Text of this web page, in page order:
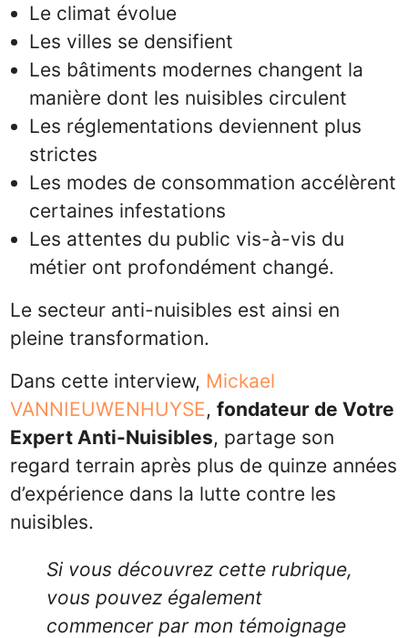
Le climat évolue
Les villes se densifient
Les bâtiments modernes changent la
manière dont les nuisibles circulent
Les réglementations deviennent plus
strictes
Les modes de consommation accélèrent
certaines infestations
Les attentes du public vis-à-vis du
métier ont profondément changé.
Le secteur anti-nuisibles est ainsi en
pleine transformation.
Dans cette interview, Mickael
VANNIEUWENHUYSE,fondateur de Votre
Expert Anti-Nuisibles, partage son
regard terrain après plus de quinze années
d’expérience dans la lutte contre les
nuisibles.
Si vous découvrez cette rubrique,
vous pouvez également
commencer par mon témoignage